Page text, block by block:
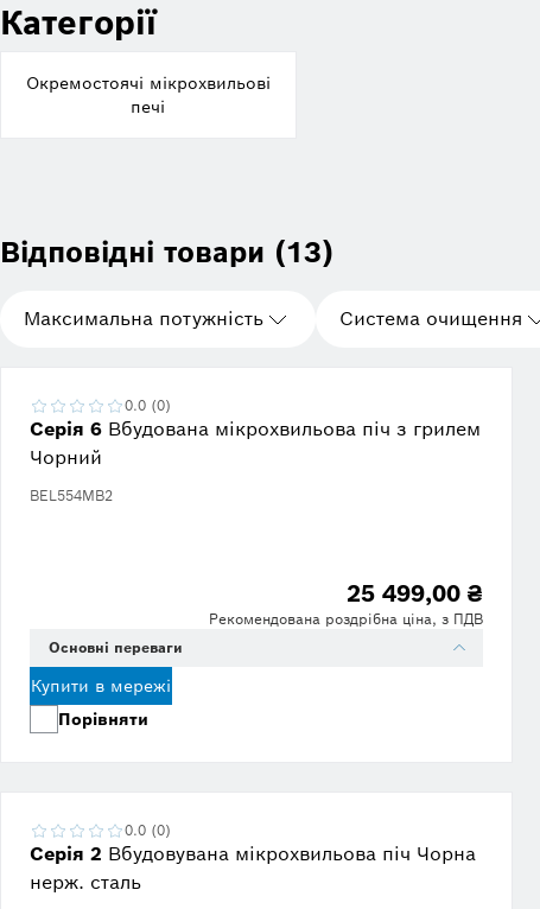
Категорії
Окремостоячі мікрохвильові
печі
Відповідні товари (13)
Максимальна потужність Система очищення
Серія 6 Вбудована мікрохвильова піч з грилем
Чорний
BEL554MB2
0.0 (0)
25 499,00 ₴
Рекомендована роздрібна ціна, з ПДВ
Основні переваги
Купити в мережі
Порівняти
Серія 2 Вбудовувана мікрохвильова піч Чорна
нерж. сталь
0.0 (0)